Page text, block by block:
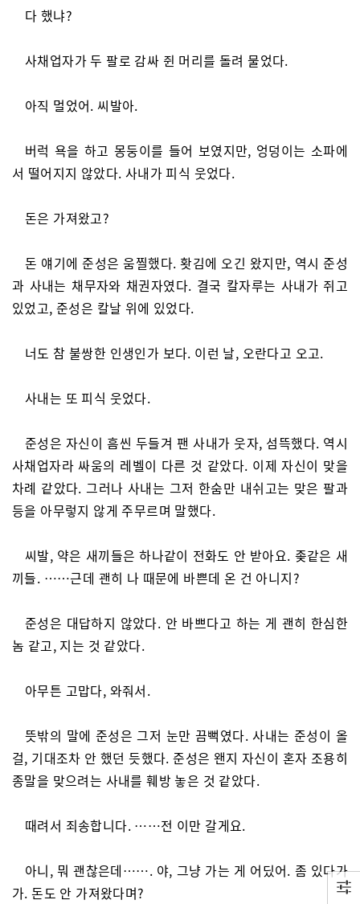
다 했냐?
사채업자가 두 팔로 감싸 쥔 머리를 돌려 물었다.
아직 멀었어. 씨발아.
버럭 욕을 하고 몽둥이를 들어 보였지만, 엉덩이는 소파에
서 떨어지지 않았다. 사내가 피식 웃었다.
돈은 가져왔고?
돈 얘기에 준성은 움찔했다. 홧김에 오긴 왔지만, 역시 준성
과 사내는 채무자와 채권자였다. 결국 칼자루는 사내가 쥐고
있었고, 준성은 칼날 위에 있었다.
너도 참 불쌍한 인생인가 보다. 이런 날, 오란다고 오고.
사내는 또 피식 웃었다.
준성은 자신이 흠씬 두들겨 팬 사내가 웃자, 섬뜩했다. 역시
사채업자라 싸움의 레벨이 다른 것 같았다. 이제 자신이 맞을
차례 같았다. 그러나 사내는 그저 한숨만 내쉬고는 맞은 팔과
등을 아무렇지 않게 주무르며 말했다.
씨발, 약은 새끼들은 하나같이 전화도 안 받아요. 좆같은 새
끼들. ……근데 괜히 나 때문에 바쁜데 온 건 아니지?
준성은 대답하지 않았다. 안 바쁘다고 하는 게 괜히 한심한
놈 같고, 지는 것 같았다.
아무튼 고맙다, 와줘서.
뜻밖의 말에 준성은 그저 눈만 끔뻑였다. 사내는 준성이 올
걸, 기대조차 안 했던 듯했다. 준성은 왠지 자신이 혼자 조용히
종말을 맞으려는 사내를 훼방 놓은 것 같았다.
때려서 죄송합니다. ……전 이만 갈게요.
아니, 뭐 괜찮은데……. 야, 그냥 가는 게 어딨어. 좀 있다가
가. 돈도 안 가져왔다며?